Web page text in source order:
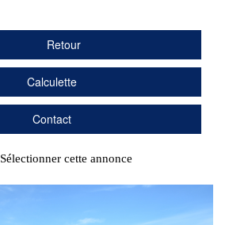
Retour
Calculette
Contact
Sélectionner cette annonce